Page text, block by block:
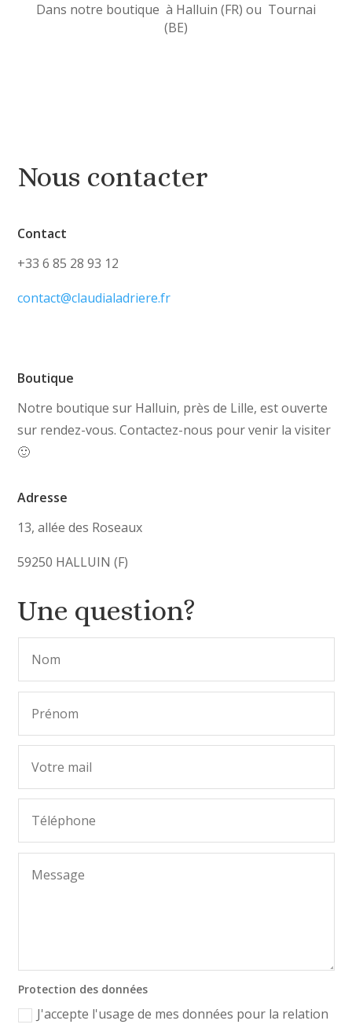
Dans notre boutique à Halluin (FR) ou Tournai
(BE)
Nous contacter
Contact
+33 6 85 28 93 12
contact@claudialadriere.fr
Boutique
Notre boutique sur Halluin, près de Lille, est ouverte
sur rendez-vous. Contactez-nous pour venir la visiter
🙂
Adresse
13, allée des Roseaux
59250 HALLUIN (F)
Une question?
Protection des données
J'accepte l'usage de mes données pour la relation